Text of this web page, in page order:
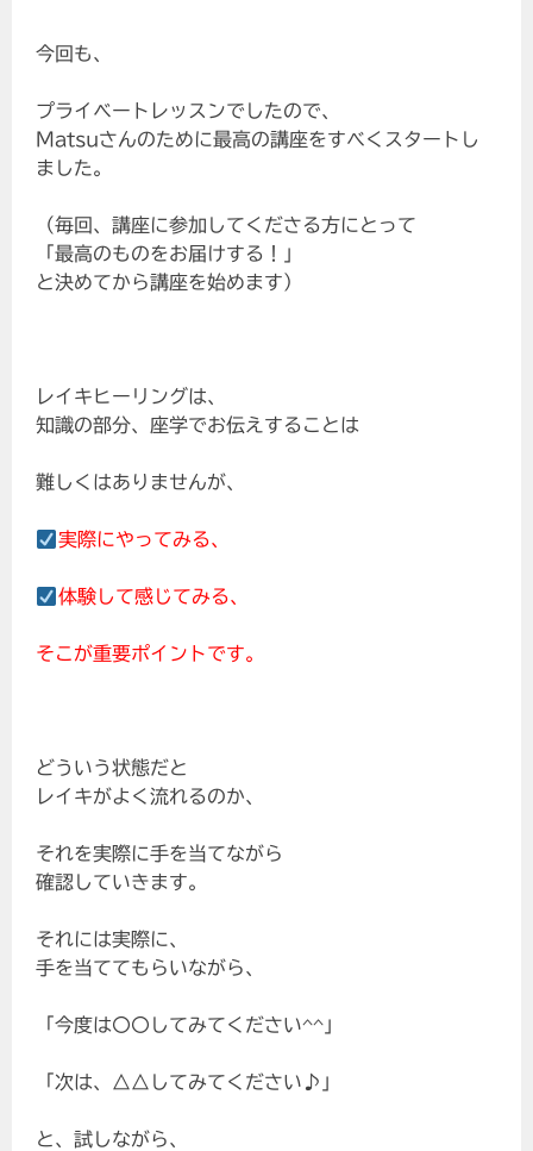
今回も、
プライベートレッスンでしたので、
Matsuさんのために最高の講座をすべくスタートし
ました。
（毎回、講座に参加してくださる方にとって
「最高のものをお届けする！」
と決めてから講座を始めます）
レイキヒーリングは、
知識の部分、座学でお伝えすることは
難しくはありませんが、
実際にやってみる、
体験して感じてみる、
そこが重要ポイントです。
どういう状態だと
レイキがよく流れるのか、
それを実際に手を当てながら
確認していきます。
それには実際に、
手を当ててもらいながら、
「今度は〇〇してみてください^^」
「次は、△△してみてください♪」
と、試しながら、